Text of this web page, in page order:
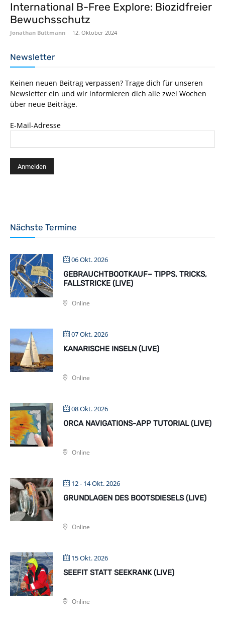
International B-Free Explore: Biozidfreier
Bewuchsschutz
Jonathan Buttmann - 12. Oktober 2024
Newsletter
Keinen neuen Beitrag verpassen? Trage dich für unseren
Newsletter ein und wir informieren dich alle zwei Wochen
über neue Beiträge.
E-Mail-Adresse
Nächste Termine
06 Okt. 2026
GEBRAUCHTBOOTKAUF– TIPPS, TRICKS,
FALLSTRICKE (LIVE)
Online
07 Okt. 2026
KANARISCHE INSELN (LIVE)
Online
08 Okt. 2026
ORCA NAVIGATIONS-APP TUTORIAL (LIVE)
Online
12 - 14 Okt. 2026
GRUNDLAGEN DES BOOTSDIESELS (LIVE)
Online
15 Okt. 2026
SEEFIT STATT SEEKRANK (LIVE)
Online